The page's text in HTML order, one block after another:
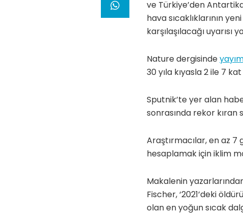
ve Türkiye’den
hava sıcaklıklarının
karşılaşılacağı uyarısı
Nature dergisinde
30 yıla kıyasla 2 ile 7
Sputnik’te yer alan
sonrasında rekor kıran
Araştırmacılar, en az 7
hesaplamak için iklim
Makalenin
Fischer, ‘2021’deki
olan en yoğun sıcak